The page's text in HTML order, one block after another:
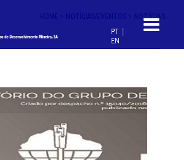
PT
EN
NOTÍCIAS